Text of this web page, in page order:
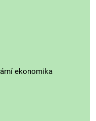
ekonomika